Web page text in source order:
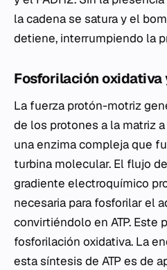
la cadena se satura y el
detiene, interrumpiendo la
Fosforilación oxidativa
La fuerza protón-motriz
de los protones a la matriz
una enzima compleja que
turbina molecular. El flujo
gradiente electroquímico
necesaria para fosforilar el
convirtiéndolo en ATP. Este
fosforilación oxidativa. La
esta síntesis de ATP es de